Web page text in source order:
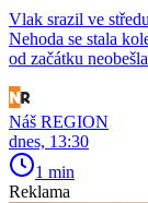
Vlak srazil ve
Nehoda se stala
od začátku
Náš REGION
dnes, 13:30
1 min
Reklama